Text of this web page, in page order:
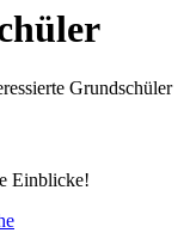
Grundschüler
Einblicke!